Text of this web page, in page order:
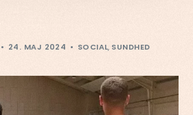
24. MAJ 2024 SOCIAL, SUNDHED